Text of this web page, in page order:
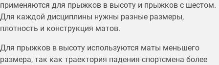
применяются для прыжков в высоту и прыжков с шестом.
Для каждой дисциплины нужны разные размеры,
плотность и конструкция матов.
Для прыжков в высоту используются маты меньшего
размера, так как траектория падения спортсмена более